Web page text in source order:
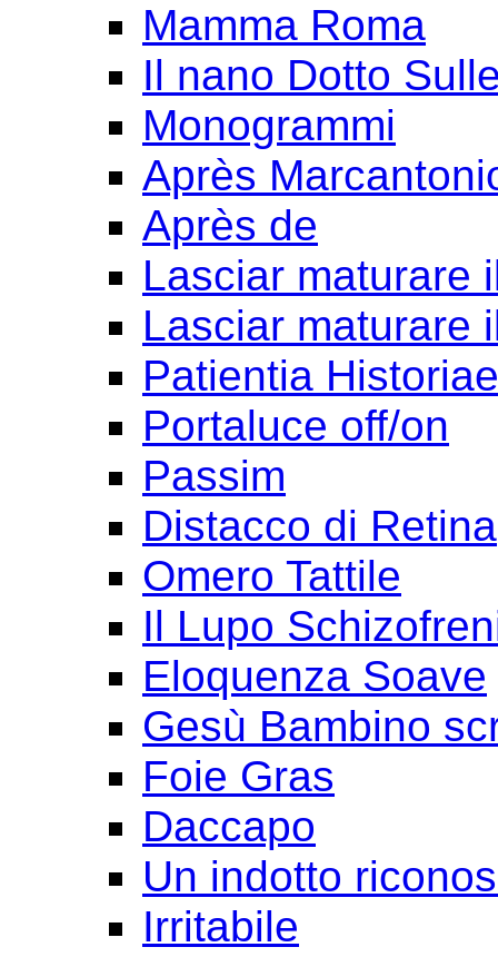
Mamma Roma
Il nano Dotto
Monogrammi
Après
Après de
Lasciar maturare
Lasciar maturare
Patientia Historiae
Portaluce off/on
Passim
Distacco di Retina
Omero Tattile
Il Lupo
Eloquenza Soave
Gesù Bambino
Foie Gras
Daccapo
Un indotto
Irritabile